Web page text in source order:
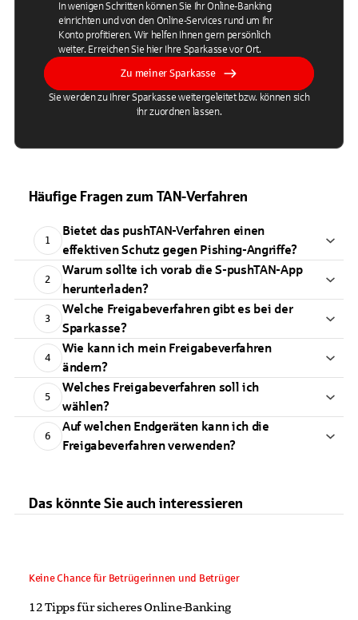
In wenigen Schritten können Sie Ihr Online-Banking
einrichten und von den Online-Services rund um Ihr
Konto profitieren. Wir helfen Ihnen gern persönlich
weiter. Erreichen Sie hier Ihre Sparkasse vor Ort.
Zu meiner Sparkasse
Sie werden zu Ihrer Sparkasse weitergeleitet bzw. können sich
ihr zuordnen lassen.
Häufige Fragen zum TAN-Verfahren
1
Bietet das pushTAN-Verfahren einen
effektiven Schutz gegen Pishing-Angriffe?
2
Warum sollte ich vorab die S-pushTAN-App
herunterladen?
3
Welche Freigabeverfahren gibt es bei der
Sparkasse?
4
Wie kann ich mein Freigabeverfahren
ändern?
5
Welches Freigabeverfahren soll ich
wählen?
6
Auf welchen Endgeräten kann ich die
Freigabeverfahren verwenden?
Das könnte Sie auch interessieren
Keine Chance für Betrügerinnen und Betrüger
12 Tipps für sicheres Online-Banking